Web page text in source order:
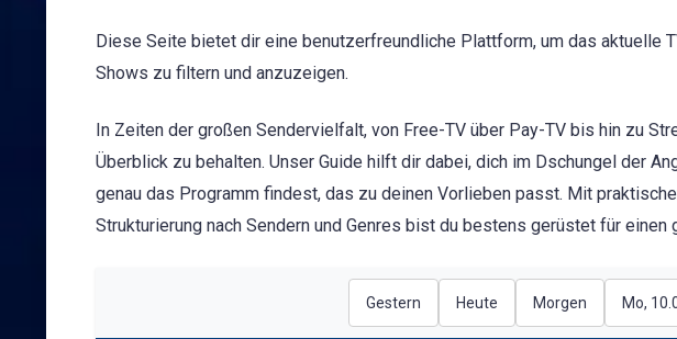
Diese Seite bietet dir eine benutzerfreundliche Plattform, um das aktuelle
Shows zu filtern und anzuzeigen.
In Zeiten der großen Sendervielfalt, von Free-TV über Pay-TV bis hin zu
Überblick zu behalten. Unser Guide hilft dir dabei, dich im Dschungel der
genau das Programm findest, das zu deinen Vorlieben passt. Mit
Strukturierung nach Sendern und Genres bist du bestens gerüstet für einen
Gestern Heute Morgen Mo,